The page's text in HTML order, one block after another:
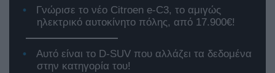
Γνώρισε το νέο Citroen e-C3, το αμιγώς
ηλεκτρικό αυτοκίνητο πόλης, από 17.900€!
Αυτό είναι το D-SUV που αλλάζει τα δεδομένα
στην κατηγορία του!